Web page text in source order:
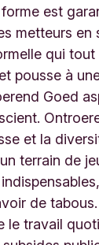
est
metteurs en
qui
pousse à
Goed
et la
terrain de
de
le travail